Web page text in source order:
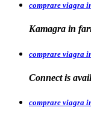
comprare viagra
Kamagra in
comprare viagra
Connect is
comprare viagra